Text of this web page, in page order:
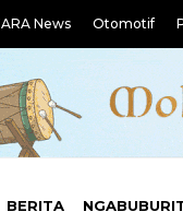
News Otomotif
BERITA